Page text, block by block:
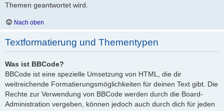
Themen geantwortet wird.
Nach oben
Textformatierung und Thementypen
Was ist BBCode?
BBCode ist eine spezielle Umsetzung von HTML, die dir
weitreichende Formatierungsmöglichkeiten für deinen Text gibt. Die
Rechte zur Verwendung von BBCode werden durch die Board-
Administration vergeben, können jedoch auch durch dich für jeden